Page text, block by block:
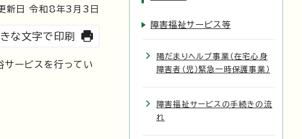
日 令和8年3月3日
な文字で印刷
ービスを行ってい
障害福祉サービス等
陽だまりヘルプ事業（在宅心身
障害者（児）緊急一時保護事業）
障害福祉サービスの手続きの流
れ